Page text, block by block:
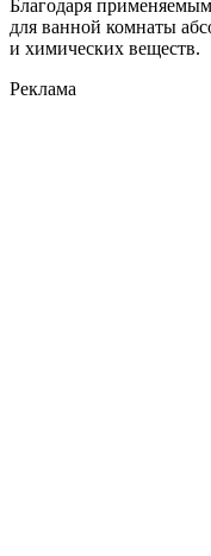
Благодаря
для ванной комнаты
и химических веществ.
Реклама